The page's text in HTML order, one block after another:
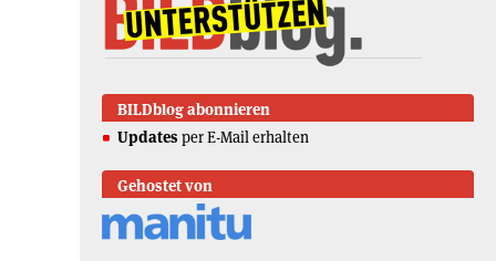
BILDblog abonnieren
Updates per E-Mail erhalten
Gehostet von